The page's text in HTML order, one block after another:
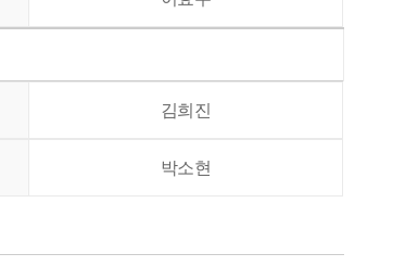
김희진
박소현